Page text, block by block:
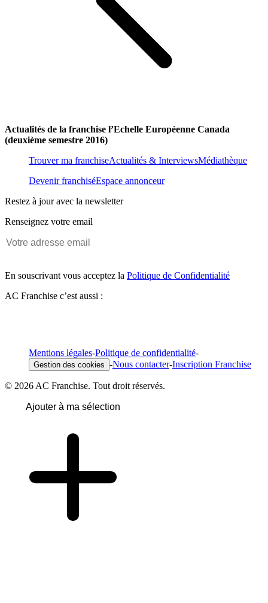
Actualités de la franchise l’Echelle Européenne Canada
(deuxième semestre 2016)
Trouver ma franchiseActualités & InterviewsMédiathèque
Devenir franchiséEspace annonceur
Restez à jour avec la newsletter
Renseignez votre email
En souscrivant vous acceptez la Politique de Confidentialité
AC Franchise c’est aussi :
Mentions légales-Politique de confidentialité-
Gestion des cookies -Nous contacter-Inscription Franchise
© 2026 AC Franchise. Tout droit réservés.
Ajouter à ma sélection